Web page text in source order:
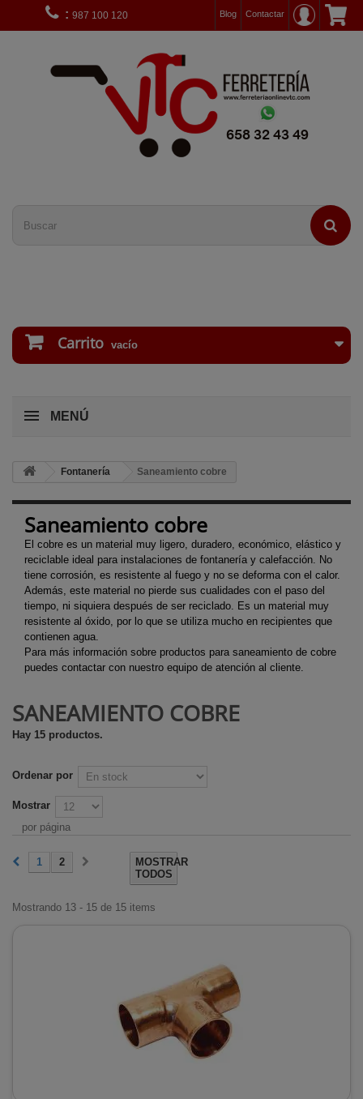
Contactar
: 987 100 120 Blog
Carrito vacío
MENÚ
Fontanería Saneamiento cobre
Saneamiento cobre
El cobre es un material muy ligero, duradero, económico, elástico y
reciclable ideal para instalaciones de fontanería y calefacción. No
tiene corrosión, es resistente al fuego y no se deforma con el calor.
Además, este material no pierde sus cualidades con el paso del
tiempo, ni siquiera después de ser reciclado. Es un material muy
resistente al óxido, por lo que se utiliza mucho en recipientes que
contienen agua.
Para más información sobre productos para saneamiento de cobre
puedes contactar con nuestro equipo de atención al cliente.
SANEAMIENTO COBRE
Hay 15 productos.
Ordenar por
Mostrar
por página
MOSTRAR
TODOS
1 2
Mostrando 13 - 15 de 15 items